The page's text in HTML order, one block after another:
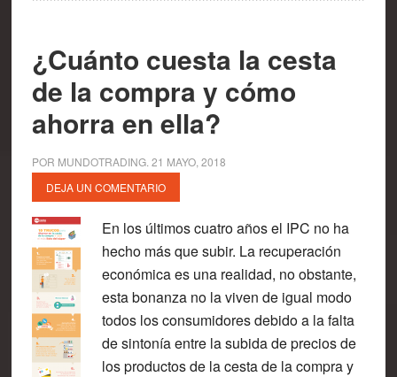
¿Cuánto cuesta la cesta
de la compra y cómo
ahorra en ella?
POR MUNDOTRADING. 21 MAYO, 2018
DEJA UN COMENTARIO
En los últimos cuatro años el IPC no ha
hecho más que subir. La recuperación
económica es una realidad, no obstante,
esta bonanza no la viven de igual modo
todos los consumidores debido a la falta
de sintonía entre la subida de precios de
los productos de la cesta de la compra y